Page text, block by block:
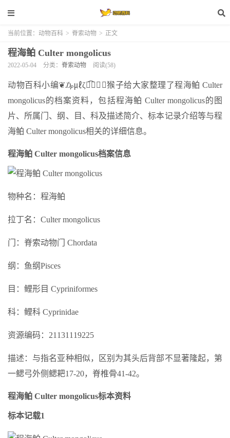
当前位置： 动物百科 > 脊索动物 > 正文
程海鲌 Culter mongolicus
2022-05-04 分类： 脊索动物 阅读(58)
动物百科小编❦₯㎕ζั͡✾✎﹏猴子给大家整理了程海鲌 Culter
mongolicus的档案资料，包括程海鲌 Culter mongolicus的图
片、所属门、纲、目、科及描述简介、标本记录介绍等与程
海鲌 Culter mongolicus相关的详细信息。
程海鲌 Culter mongolicus档案信息
物种名：程海鲌
拉丁名：Culter mongolicus
门：脊索动物门 Chordata
纲：鱼纲Pisces
目：鲤形目 Cypriniformes
科：鲤科 Cyprinidae
资源编码：21131119225
描述：与指名亚种相似，区别为其头后背部不显著隆起，第
一鳃弓外侧鳃耙17-20，脊椎骨41-42。
程海鲌 Culter mongolicus标本资料
标本记载1